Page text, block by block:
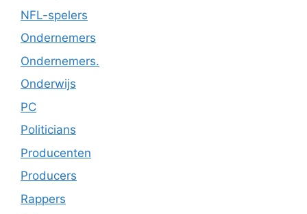
NFL-spelers
Ondernemers
Ondernemers.
Onderwijs
PC
Politicians
Producenten
Producers
Rappers